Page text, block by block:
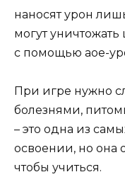
наносят урон
могут
с помощью аое-
При игре нужно
болезнями,
– это одна из
освоении, но она
чтобы учиться.